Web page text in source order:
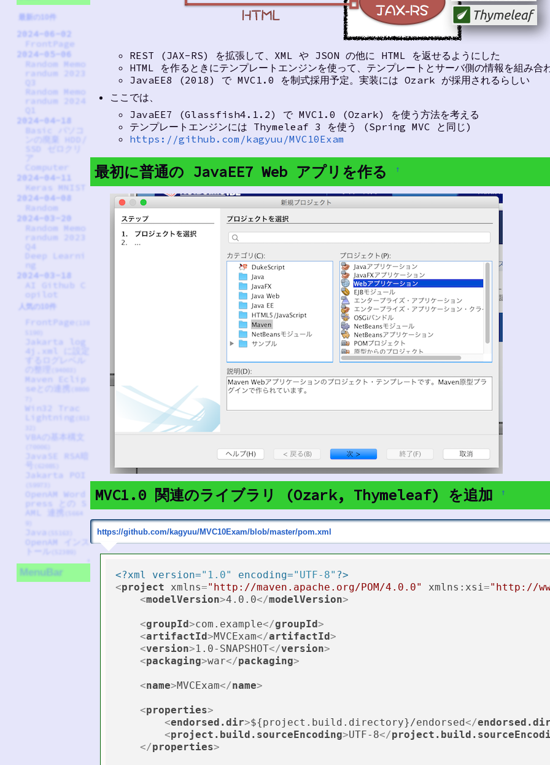
最新の10件
2024-06-02
FrontPage
2024-05-06
Random Memo
randum 2023
Q3
Random Memo
randum 2024
Q1
2024-04-18
Basic パソコ
ンの廃棄 HDD/
ア
Computer
2024-04-11
Keras MNIST
2024-04-08
Random
2024-03-20
Random Memo
randum 2023
Q4
Deep Learni
ng
2024-03-18
AI Github C
opilot
人気の10件
FrontPage
Jakarta log
4j.xml に設定
Maven Eclip
seとの連携
Win32 Trac
Lightning
VBAの基本構文
JavaSE RSA暗
号
Jakarta POI
OpenAM Word
press との S
AML 連携
Java
OpenAM インス
トール
MenuBar
REST (JAX-RS) を拡張して、XML や JSON の他に HTML を返せるようにした
HTML を作るときにテンプレートエンジンを使って、テンプレートとサーバ側の情報を組み合
JavaEE8 (2018) で MVC1.0 を制式採用予定。実装には Ozark が採用されるらしい
ここでは、
JavaEE7 (Glassfish4.1.2) で MVC1.0 (Ozark) を使う方法を考える
テンプレートエンジンには Thymeleaf 3 を使う (Spring MVC と同じ)
https://github.com/kagyuu/MVC10Exam
最初に普通の JavaEE7 Web アプリを作る †
MVC1.0 関連のライブラリ (Ozark, Thymeleaf) を追加 †
https://github.com/kagyuu/MVC10Exam/blob/master/pom.xml
<?xml version="1.0" encoding="UTF-8" ?>
<project xmlns="http://maven.apache.org/POM/4.0.0" xmlns:xsi="http://
<modelVersion>4.0.0</modelVersion>
<groupId>com.example</groupId>
<artifactId>MVCExam</artifactId>
<version>1.0-SNAPSHOT</version>
<packaging>war</packaging>
<name>MVCExam</name>
<properties>
<endorsed.dir>${project.build.directory}/endorsed</endorsed.dir
<project.build.sourceEncoding>UTF-8</
</properties>